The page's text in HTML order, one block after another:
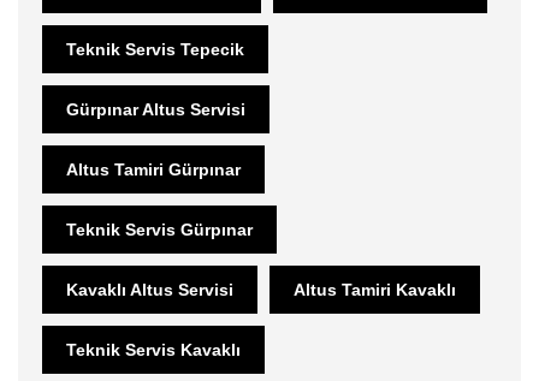
Teknik Servis Tepecik
Gürpınar Altus Servisi
Altus Tamiri Gürpınar
Teknik Servis Gürpınar
Kavaklı Altus Servisi Altus Tamiri Kavaklı
Teknik Servis Kavaklı